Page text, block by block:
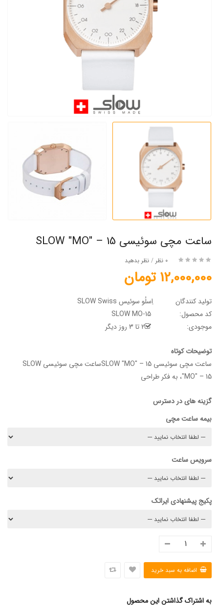
ساعت مچی سوئیسی SLOW "MO" – 15
0 نظر / نظر بدهید
12,000,000 تومان
تولید کنندگان
اِسلُو سوئیس SLOW Swiss
کد محصول:
موجودی:
2 تا 3 روز دیگر
توضیحات کوتاه
ساعت مچی سوئیسی SLOW "MO" – 15ساعت مچی سوئیسی SLOW
"MO" – 15، به فکر طراحی
گزینه های در دسترس
بیمه ساعت مچی
سرویس ساعت
پکیج پیشنهادی ایراتک
به اشتراک گذاشتن این محصول